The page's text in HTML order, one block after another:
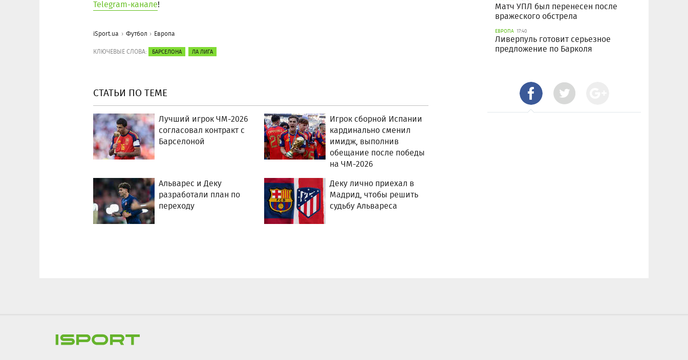
Telegram-канале!
iSport.ua Футбол Европа
КЛЮЧЕВЫЕ СЛОВА: БАРСЕЛОНА ЛА ЛИГА
СТАТЬИ ПО ТЕМЕ
Лучший игрок ЧМ-2026
согласовал контракт с
Барселоной
Игрок сборной Испании
кардинально сменил
имидж, выполнив
обещание после победы
на ЧМ-2026
Альварес и Деку
разработали план по
переходу
Деку лично приехал в
Мадрид, чтобы решить
судьбу Альвареса
Матч УПЛ был перенесен после
вражеского обстрела
ЕВРОПА 17:40
Ливерпуль готовит серьезное
предложение по Барколя